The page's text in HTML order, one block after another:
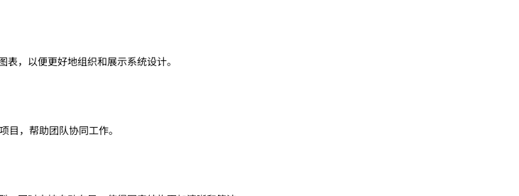
，以便更好地组织和展示系统设计。
目，帮助团队协同工作。